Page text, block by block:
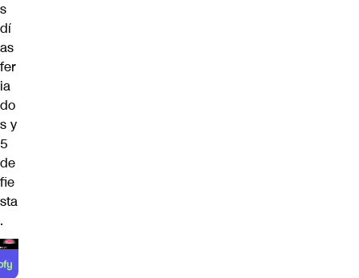
s
dí
as
fer
ia
do
s y
5
de
fie
sta
.